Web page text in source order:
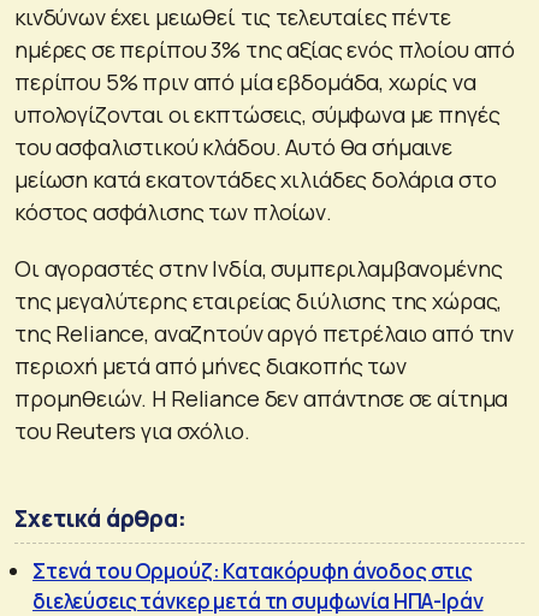
κινδύνων έχει μειωθεί τις τελευταίες πέντε
ημέρες σε περίπου 3% της αξίας ενός πλοίου από
περίπου 5% πριν από μία εβδομάδα, χωρίς να
υπολογίζονται οι εκπτώσεις, σύμφωνα με πηγές
του ασφαλιστικού κλάδου. Αυτό θα σήμαινε
μείωση κατά εκατοντάδες χιλιάδες δολάρια στο
κόστος ασφάλισης των πλοίων.
Οι αγοραστές στην Ινδία, συμπεριλαμβανομένης
της μεγαλύτερης εταιρείας διύλισης της χώρας,
της Reliance, αναζητούν αργό πετρέλαιο από την
περιοχή μετά από μήνες διακοπής των
προμηθειών. Η Reliance δεν απάντησε σε αίτημα
του Reuters για σχόλιο.
Σχετικά άρθρα:
Στενά του Ορμούζ: Κατακόρυφη άνοδος στις
διελεύσεις τάνκερ μετά τη συμφωνία ΗΠΑ-Ιράν